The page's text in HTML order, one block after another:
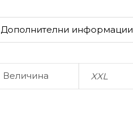
Дополнителни информации
Величина XXL